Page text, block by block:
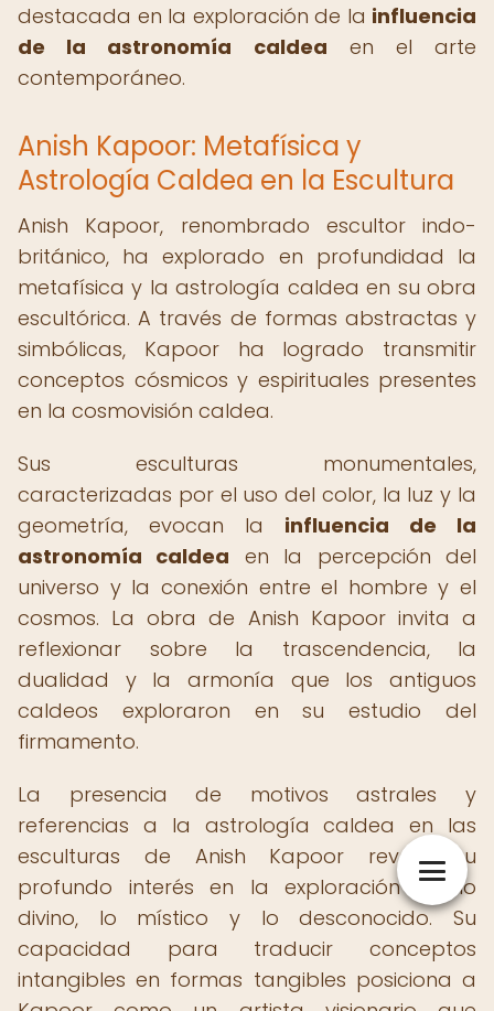
destacada en la exploración de la influencia
de la astronomía caldea en el arte
contemporáneo.
Anish Kapoor: Metafísica y
Astrología Caldea en la Escultura
Anish Kapoor, renombrado escultor indo-
británico, ha explorado en profundidad la
metafísica y la astrología caldea en su obra
escultórica. A través de formas abstractas y
simbólicas, Kapoor ha logrado transmitir
conceptos cósmicos y espirituales presentes
en la cosmovisión caldea.
Sus esculturas monumentales,
caracterizadas por el uso del color, la luz y la
geometría, evocan la influencia de la
astronomía caldea en la percepción del
universo y la conexión entre el hombre y el
cosmos. La obra de Anish Kapoor invita a
reflexionar sobre la trascendencia, la
dualidad y la armonía que los antiguos
caldeos exploraron en su estudio del
firmamento.
La presencia de motivos astrales y
referencias a la astrología caldea en las
esculturas de Anish Kapoor revela su
profundo interés en la exploración de lo
divino, lo místico y lo desconocido. Su
capacidad para traducir conceptos
intangibles en formas tangibles posiciona a